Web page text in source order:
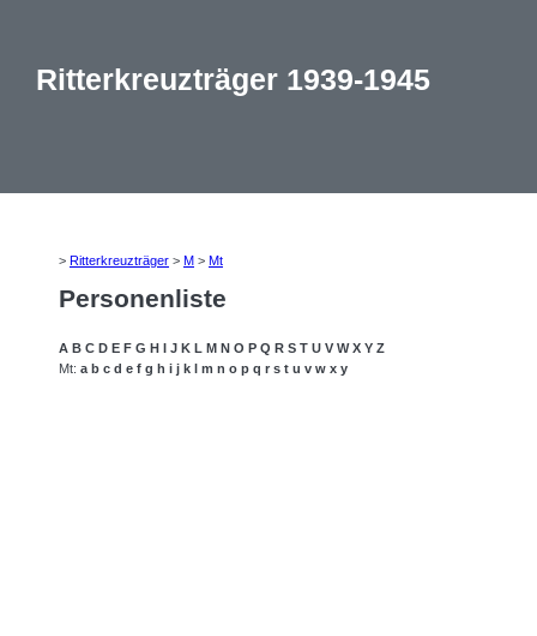
Ritterkreuzträger 1939-1945
> Ritterkreuzträger > M > Mt
Personenliste
A B C D E F G H I J K L M N O P Q R S T U V W X Y Z
Mt: a b c d e f g h i j k l m n o p q r s t u v w x y